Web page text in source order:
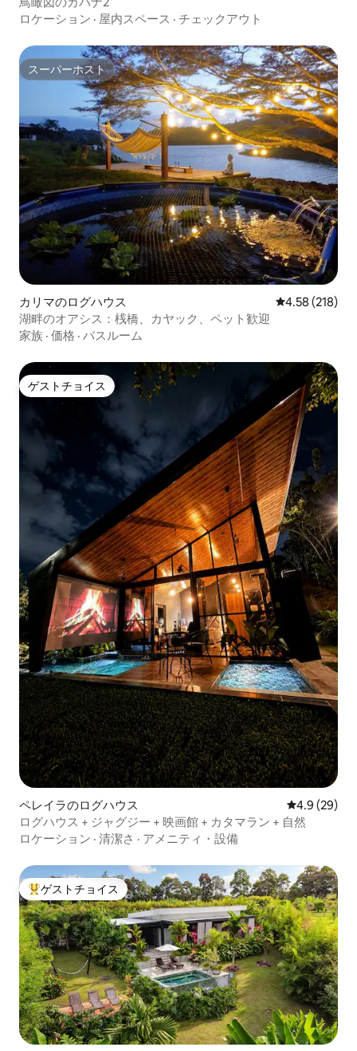
ロケーション · 屋内スペース · チェックアウト
スーパーホスト
スーパーホスト
カリマのログハウス レビュー218
4.58 (218)
湖畔のオアシス：桟橋、カヤック、ペット歓迎
家族 · 価格 · バスルーム
ゲストチョイス
ゲストチョイス
ペレイラのログハウス レビュー29
4.9 (29)
ログハウス + ジャグジー + 映画館 + カタマラン + 自然
ロケーション · 清潔さ · アメニティ・設備
大好評のゲストチョイスです。
ゲストチョイス